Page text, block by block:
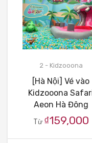
2 - Kidzooona
[Hà Nội] Vé vào
Kidzooona
Aeon Hà Đông
Từ ₫159,000